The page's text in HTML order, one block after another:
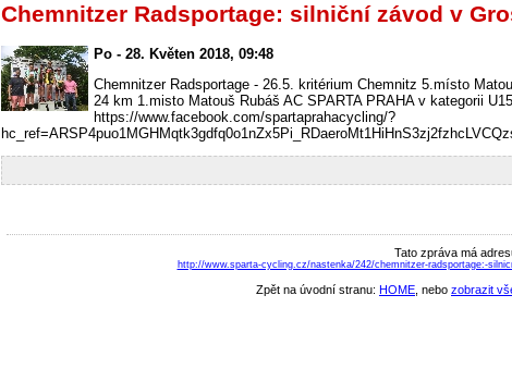
Chemnitzer Radsportage: silniční závod v
Po - 28. Květen 2018, 09:48
Chemnitzer Radsportage - 26.5. kritérium Chemnitz 5.místo
24 km 1.misto Matouš Rubáš AC SPARTA PRAHA v kategorii
https://www.facebook.com/spartaprahacycling/?
Tato zpráva má
http://www.sparta-cycling.cz/nastenka/242/chemnitzer-radsportage:-
Zpět na úvodní stranu: HOME, nebo zobrazit